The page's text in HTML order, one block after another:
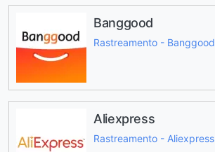
Banggood
Rastreamento - Banggood
Aliexpress
Rastreamento - Aliexpress